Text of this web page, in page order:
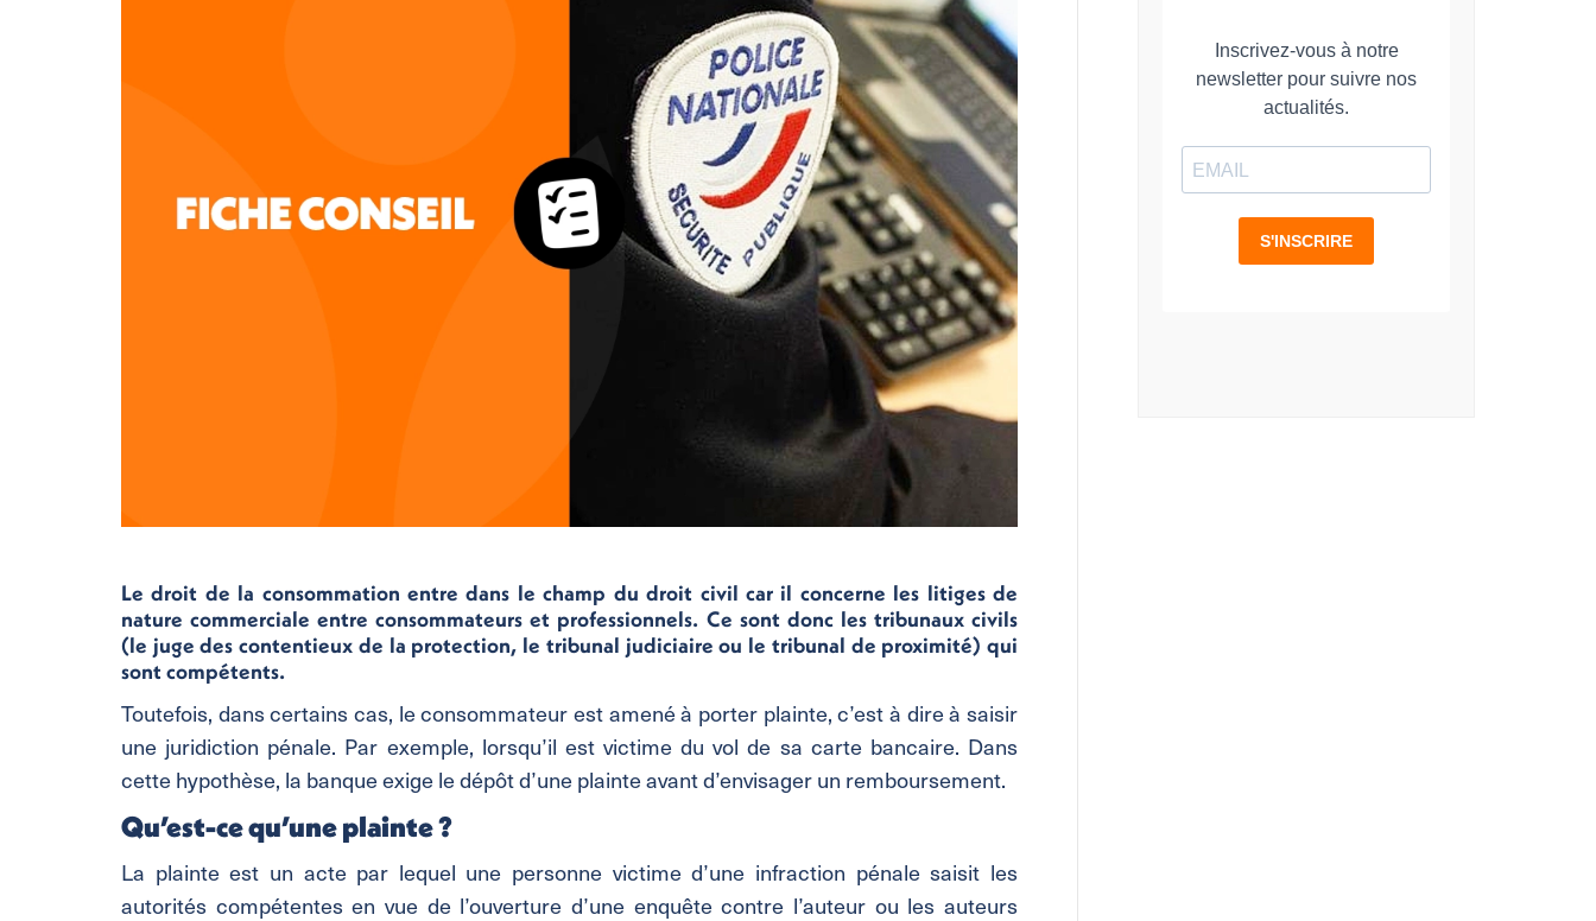
Le droit de la consommation entre dans le champ du droit civil car il concerne les litiges de
nature commerciale entre consommateurs et professionnels. Ce sont donc les tribunaux civils
(le juge des contentieux de la protection, le tribunal judiciaire ou le tribunal de proximité) qui
sont compétents.
Toutefois, dans certains cas, le consommateur est amené à porter plainte, c’est à dire à saisir
une juridiction pénale. Par exemple, lorsqu’il est victime du vol de sa carte bancaire. Dans
cette hypothèse, la banque exige le dépôt d’une plainte avant d’envisager un remboursement.
Qu’est-ce qu’une plainte ?
La plainte est un acte par lequel une personne victime d’une infraction pénale saisit les
autorités compétentes en vue de l’ouverture d’une enquête contre l’auteur ou les auteurs